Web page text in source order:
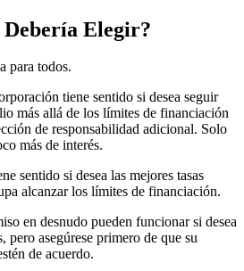
Debería Elegir?
para todos.
tiene sentido si desea seguir
más allá de los límites de financiación
de responsabilidad adicional. Solo
más de interés.
sentido si desea las mejores tasas
alcanzar los límites de financiación.
en desnudo pueden funcionar si desea
pero asegúrese primero de que su
de acuerdo.